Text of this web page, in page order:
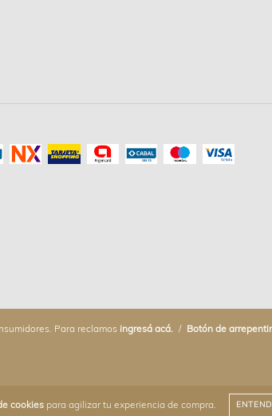
cookies para agilizar tu experiencia de compra.
Para reclamos ingresá acá. / Botón de